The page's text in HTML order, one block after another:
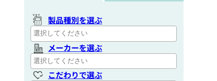
製品種別を選ぶ
メーカーを選ぶ
こだわりで選ぶ